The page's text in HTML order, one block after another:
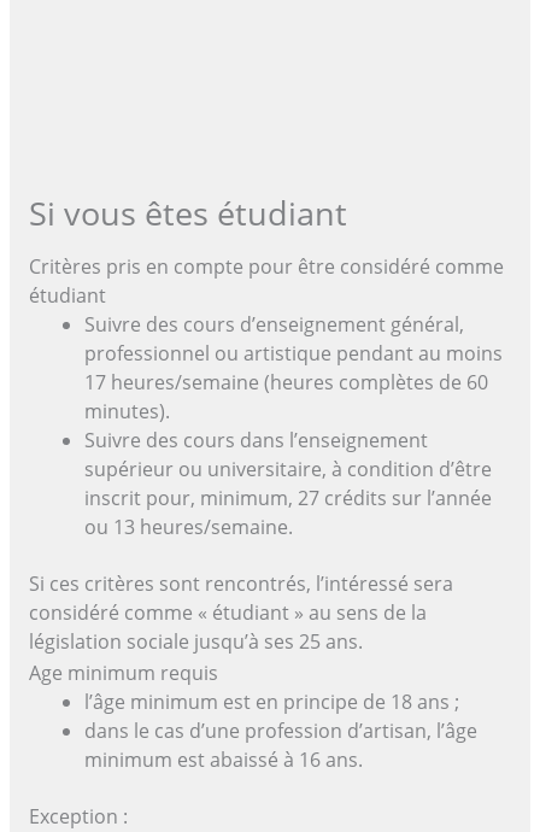
Si vous êtes étudiant
Critères pris en compte pour être considéré comme
étudiant
Suivre des cours d’enseignement général,
professionnel ou artistique pendant au moins
17 heures/semaine (heures complètes de 60
minutes).
Suivre des cours dans l’enseignement
supérieur ou universitaire, à condition d’être
inscrit pour, minimum, 27 crédits sur l’année
ou 13 heures/semaine.
Si ces critères sont rencontrés, l’intéressé sera
considéré comme « étudiant » au sens de la
législation sociale jusqu’à ses 25 ans.
Age minimum requis
l’âge minimum est en principe de 18 ans ;
dans le cas d’une profession d’artisan, l’âge
minimum est abaissé à 16 ans.
Exception :